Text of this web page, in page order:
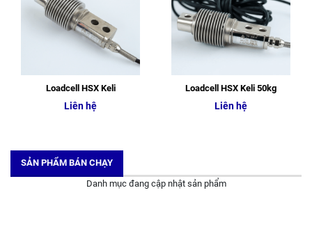
Loadcell HSX Keli
Liên hệ
Loadcell HSX Keli 50kg
Liên hệ
SẢN PHẨM BÁN CHẠY
Danh mục đang cập nhật sản phẩm